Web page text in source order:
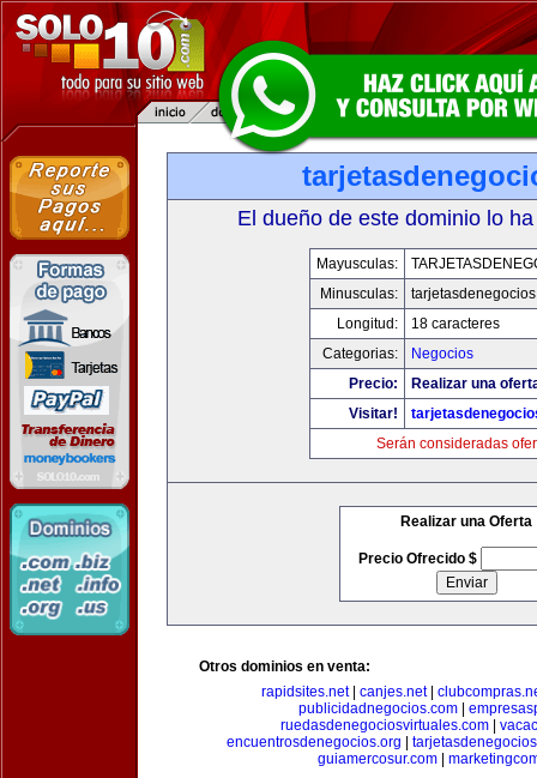
El dueño de este dominio lo
Mayusculas:
Minusculas:
Longitud:
18 caracteres
Categorias:
Negocios
Precio:
Realizar una
Visitar!
Serán consideradas
Realizar una Oferta
Precio Ofrecido $
Otros dominios en venta:
rapidsites.net| canjes.net|
publicidadnegocios.com
ruedasdenegociosvirtuales.com|
encuentrosdenegocios.org
guiamercosur.com